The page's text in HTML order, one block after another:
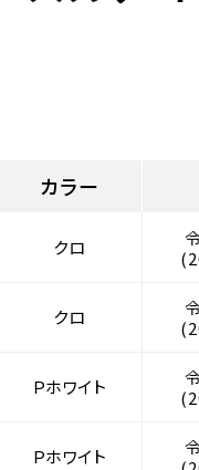
カラー
クロ
クロ
Ｐホワイト
Ｐホワイト